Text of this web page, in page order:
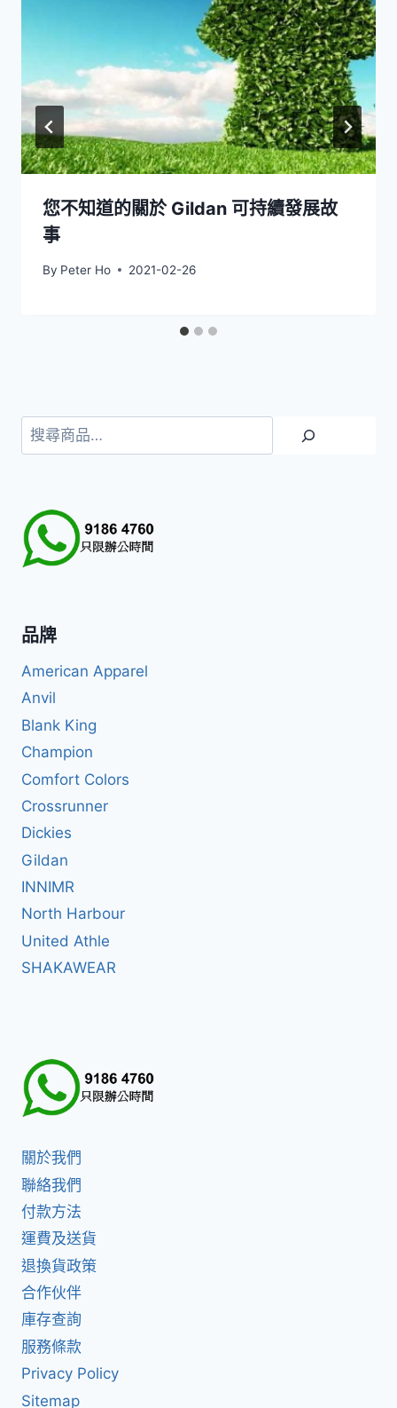
您不知道的關於 Gildan 可持續發展故
事
By Peter Ho 2021-02-26
搜
尋
品牌
American Apparel
Anvil
Blank King
Champion
Comfort Colors
Crossrunner
Dickies
Gildan
INNIMR
North Harbour
United Athle
SHAKAWEAR
關於我們
聯絡我們
付款方法
運費及送貨
退換貨政策
合作伙伴
庫存查詢
服務條款
Privacy Policy
Sitemap